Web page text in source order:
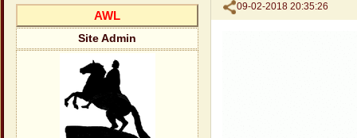
Поделиться
09-02-2018 20:35:26
AWL
Site Admin